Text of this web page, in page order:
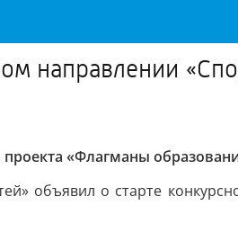
направлении
«Флагманы
объявил о старте